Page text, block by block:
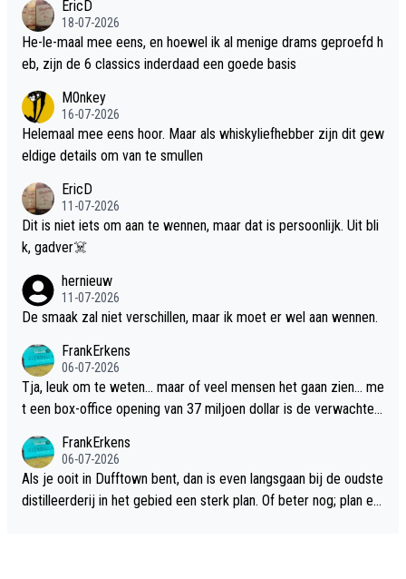
EricD
18-07-2026
He-le-maal mee eens, en hoewel ik al menige drams geproefd h
eb, zijn de 6 classics inderdaad een goede basis
M0nkey
16-07-2026
Helemaal mee eens hoor. Maar als whiskyliefhebber zijn dit gew
eldige details om van te smullen
EricD
11-07-2026
Dit is niet iets om aan te wennen, maar dat is persoonlijk. Uit bli
k, gadver☠️
hernieuw
11-07-2026
De smaak zal niet verschillen, maar ik moet er wel aan wennen.
FrankErkens
06-07-2026
Tja, leuk om te weten... maar of veel mensen het gaan zien... me
t een box-office opening van 37 miljoen dollar is de verwachte
FrankErkens
06-07-2026
Als je ooit in Dufftown bent, dan is even langsgaan bij de oudste
distilleerderij in het gebied een sterk plan. Of beter nog; plan ee